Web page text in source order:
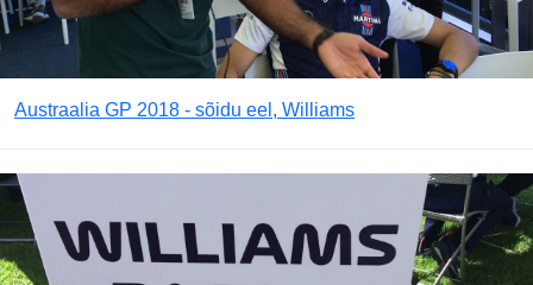
Austraalia GP 2018 - sõidu eel, Williams